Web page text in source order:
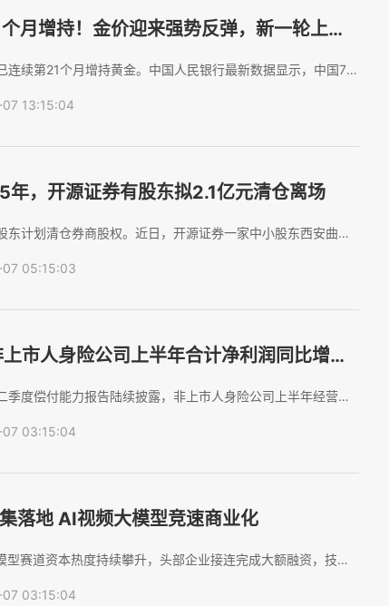
月增持！金价迎来强势反弹，新一轮上行
连续第21个月增持黄金。中国人民银行最新数据显示，中国7月
一步加大买入，64万盎司刷新本轮21个月增持周...
13:15:04
年，开源证券有股东拟2.1亿元清仓离场
东计划清仓券商股权。近日，开源证券一家中小股东西安曲江
转让，转让底价约2.10亿元。这笔交易若顺利完成，...
05:15:03
市人身险公司上半年合计净利润同比增长
季度偿付能力报告陆续披露，非上市人身险公司上半年经营业
时披露了保险业务收入和净利润情况。数据显示，57家非上...
03:15:04
落地 AI视频大模型竞速商业化
型赛道资本热度持续攀升，头部企业接连完成大额融资，技术
科技四家公司披露的新增融资合计已接近300亿元人民币...
03:15:04